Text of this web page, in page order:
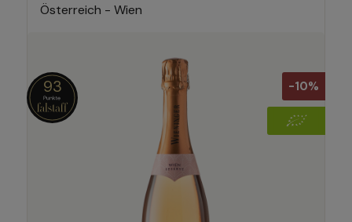
Österreich - Wien
-10%
93